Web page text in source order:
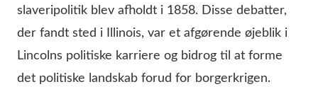
slaveripolitik blev afholdt i 1858. Disse debatter,
der fandt sted i Illinois, var et afgørende øjeblik i
Lincolns politiske karriere og bidrog til at forme
det politiske landskab forud for borgerkrigen.